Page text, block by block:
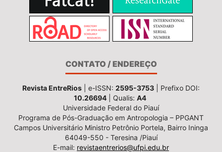
CONTATO / ENDEREÇO
Revista EntreRios | e-ISSN: 2595-3753 | Prefixo DOI:
10.26694 | Qualis: A4
Universidade Federal do Piauí
Programa de Pós-Graduação em Antropologia – PPGANT
Campos Universitário Ministro Petrônio Portela, Bairro Ininga
64049-550 - Teresina /Piauí
E-mail: revistaentrerios@ufpi.edu.br